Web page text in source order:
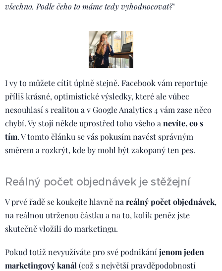
všechno. Podle čeho to máme tedy vyhodnocovat?"
I vy to můžete cítit úplně stejně. Facebook vám reportuje
příliš krásné, optimistické výsledky, které ale vůbec
nesouhlasí s realitou a v Google Analytics 4 vám zase něco
chybí. Vy stojí někde uprostřed toho všeho a nevíte, co s
tím. V tomto článku se vás pokusím navést správným
směrem a rozkrýt, kde by mohl být zakopaný ten pes.
Reálný počet objednávek je stěžejní
V prvé řadě se koukejte hlavně na reálný počet objednávek,
na reálnou utrženou částku a na to, kolik peněz jste
skutečně vložili do marketingu.
Pokud totiž nevyužíváte pro své podnikání jenom jeden
marketingový kanál (což s největší pravděpodobností